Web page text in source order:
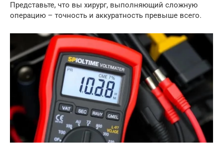
Представьте, что вы хирург, выполняющий сложную
операцию – точность и аккуратность превыше всего.